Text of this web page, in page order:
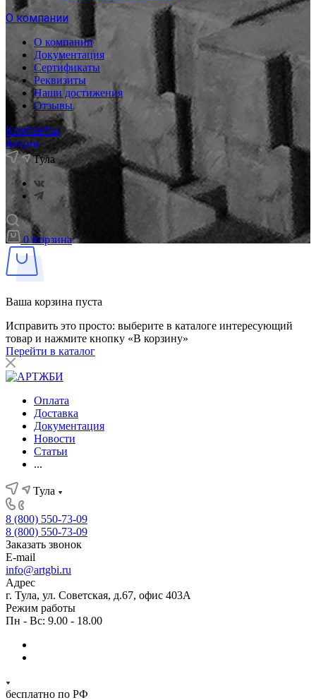
О компании
О компании
Документация
Сертификаты
Реквизиты
Наши достижения
Отзывы
Контакты
Акции
Тула
0 Корзина
Ваша корзина пуста
Исправить это просто: выберите в каталоге интересующий
товар и нажмите кнопку «В корзину»
Перейти в каталог
Оплата
Доставка
Документация
Новости
Статьи
...
Тула
8 (800) 550-73-09
8 (800) 550-73-09
Заказать звонок
E-mail
info@artgbi.ru
Адрес
г. Тула, ул. Советская, д.67, офис 403А
Режим работы
Пн - Вс: 9.00 - 18.00
бесплатно по РФ